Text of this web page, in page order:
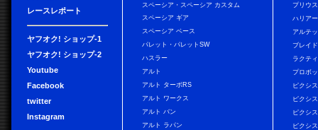
レースレポート
ヤフオク! ショップ-1
ヤフオク! ショップ-2
Youtube
Facebook
twitter
Instagram
スペーシア・スペーシア カスタム
スペーシア ギア
スペーシア ベース
パレット・パレットSW
ハスラー
アルト
アルト ターボRS
アルト ワークス
アルト バン
アルト ラパン
プリウ
ハリアー
アルテ
ブレイド
ラクテ
プロボ
ピクシ
ピクシ
ピクシ
ピクシ